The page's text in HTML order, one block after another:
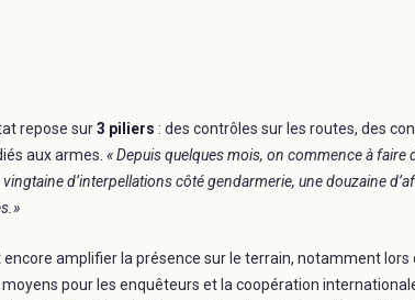
repose sur3 piliers : des contrôles sur les routes, des
aux armes. « Depuis quelques mois, on commence à
vingtaine d’interpellations côté gendarmerie, une douzaine
encore amplifier la présence sur le terrain, notamment
pour les enquêteurs et la coopération